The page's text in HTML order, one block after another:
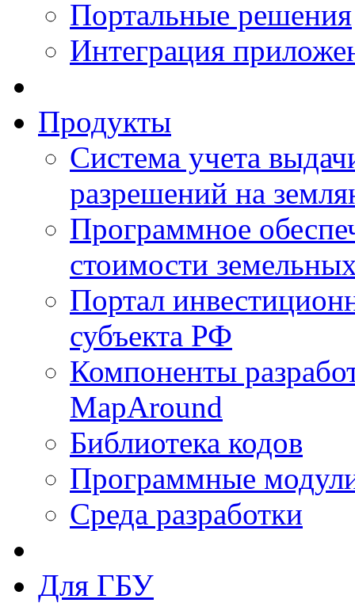
Портальные решения
Интеграция
Продукты
Система учета
разрешений на
Программное
стоимости
Портал
субъекта РФ
Компоненты
MapAround
Библиотека кодов
Программные
Среда разработки
Для ГБУ